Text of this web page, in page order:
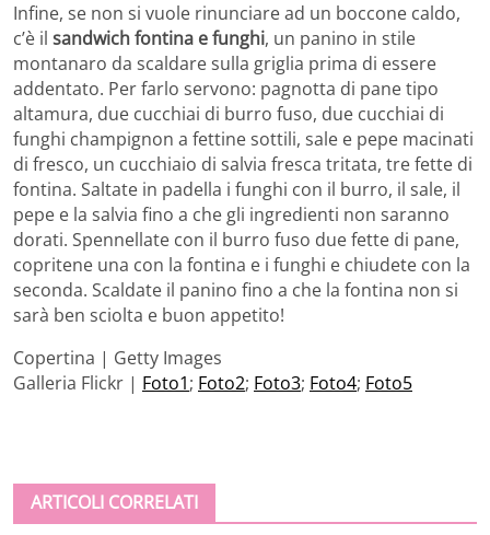
Infine, se non si vuole rinunciare ad un boccone caldo,
c’è il sandwich fontina e funghi, un panino in stile
montanaro da scaldare sulla griglia prima di essere
addentato. Per farlo servono: pagnotta di pane tipo
altamura, due cucchiai di burro fuso, due cucchiai di
funghi champignon a fettine sottili, sale e pepe macinati
di fresco, un cucchiaio di salvia fresca tritata, tre fette di
fontina. Saltate in padella i funghi con il burro, il sale, il
pepe e la salvia fino a che gli ingredienti non saranno
dorati. Spennellate con il burro fuso due fette di pane,
copritene una con la fontina e i funghi e chiudete con la
seconda. Scaldate il panino fino a che la fontina non si
sarà ben sciolta e buon appetito!
Copertina | Getty Images
Galleria Flickr | Foto1; Foto2; Foto3; Foto4; Foto5
ARTICOLI CORRELATI